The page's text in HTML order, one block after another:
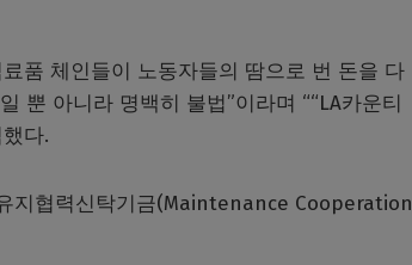
품 체인들이 노동자들의 땀으로 번 돈을 다
뿐 아니라 명백히 불법”이라며 ““LA카운티
다.
지협력신탁기금(Maintenance Cooperation